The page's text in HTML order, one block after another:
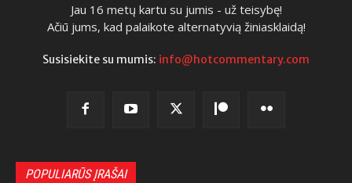
Jau 16 metų kartu su jumis - už teisybę!
Ačiū jums, kad palaikote alternatyvią žiniasklaidą!
Susisiekite su mumis: info@hotcommentary.com
POPULIARŪS ĮRAŠAI